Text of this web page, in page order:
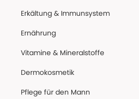
Erkältung & Immunsystem
Ernährung
Vitamine & Mineralstoffe
Dermokosmetik
Pflege für den Mann